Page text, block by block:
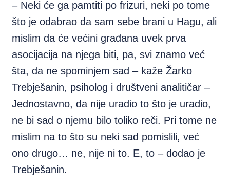
– Neki će ga pamtiti po frizuri, neki po tome
što je odabrao da sam sebe brani u Hagu, ali
mislim da će većini građana uvek prva
asocijacija na njega biti, pa, svi znamo već
šta, da ne spominjem sad – kaže Žarko
Trebješanin, psiholog i društveni analitičar –
Jednostavno, da nije uradio to što je uradio,
ne bi sad o njemu bilo toliko reči. Pri tome ne
mislim na to što su neki sad pomislili, već
ono drugo… ne, nije ni to. E, to – dodao je
Trebješanin.